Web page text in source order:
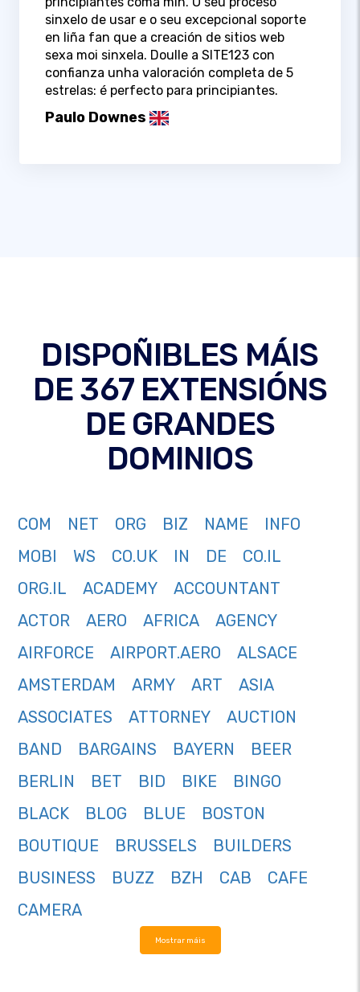
sinxelo de usar e o seu excepcional soporte
en liña fan que a creación de sitios web
sexa moi sinxela. Doulle a SITE123 con
confianza unha valoración completa de 5
estrelas: é perfecto para principiantes.
Paulo Downes
DISPOÑIBLES MÁIS
DE 367 EXTENSIÓNS
DE GRANDES
DOMINIOS
COM NET ORG BIZ NAME
INFO
MOBI
WS CO.UK IN DE
CO.IL
ORG.IL
ACADEMY
ACCOUNTANT
ACTOR
AERO AFRICA
AGENCY
AIRFORCE
AIRPORT.AERO
ALSACE
AMSTERDAM
ARMY ART
ASIA
ASSOCIATES
ATTORNEY
AUCTION
BAND
BARGAINS BAYERN
BEER
BERLIN
BET BID BIKE
BINGO
BLACK
BLOG BLUE
BOSTON
BOUTIQUE
BRUSSELS
BUILDERS
BUSINESS
BUZZ BZH CAB
CAFE
CAMERA
Mostrar máis